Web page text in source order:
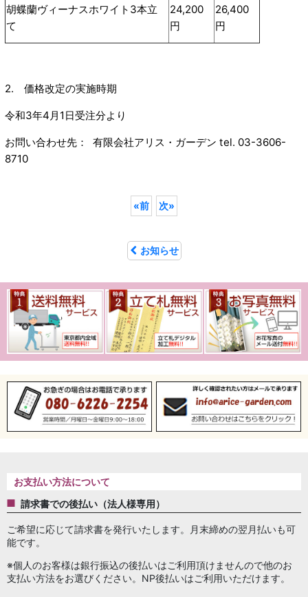
胡蝶蘭ヴィーナスホワイト3本立
て
24,200
円
26,400
円
2. 価格改定の実施時期
令和3年4月1日受注分より
お問い合わせ先： 有限会社アリス・ガーデン tel. 03-3606-
8710
«前 次»
お知らせ
お支払い方法について
請求書での後払い（法人様専用）
ご希望に応じて請求書を発行いたします。月末締めの翌月払いも可
能です。
※個人のお客様は銀行振込の後払いはご利用頂けませんので他のお
支払い方法をお選びください。NP後払いはご利用いただけます。